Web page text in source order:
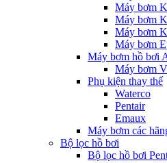
Máy bơm
Máy bơm
Máy bơm
Máy bơm
Máy bơm hồ bơi
Máy bơm
Phụ kiện thay thế
Waterco
Pentair
Emaux
Máy bơm các
Bộ lọc hồ bơi
Bộ lọc hồ bơi